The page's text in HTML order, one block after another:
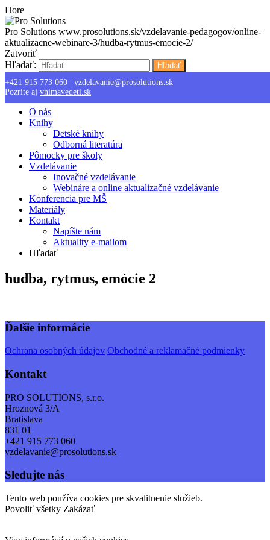
Hore
Pro Solutions www.prosolutions.sk/vzdelavanie-pedagogov/online-
aktualizacne-webinare-3/hudba-rytmus-emocie-2/
Zatvoriť
Hľadať:
Hľadať
+421 915 773 060
vzdelavanie@prosolutions.sk
Pozrite aj vnimavedeti.sk
Menu
Hľadať:
O nás
Knihy
Detské knihy
Odborná literatúra
Pômocky pre školy
Vzdelávanie
Inovačné vzdelávanie
Webináre a online aktualizačné vzdelávanie
Konferencia pre MŠ
Materiály
Kontakt
Napíšte nám
Aktuality e-mailom
Hľadať
hudba, rytmus, emócie 2
Ďalšie informácie
Ochrana osobných údajov Obchodné a reklamačné podmienky
Kontakt
PRO SOLUTIONS, s.r.o.
Hroznová 3/A
Bratislava
831 01
+421 915 773 060
vzdelavanie@prosolutions.sk
Sledujte nás
Tento web používa cookies pre skvalitnenie služieb.
Povoliť všetky Zakázať